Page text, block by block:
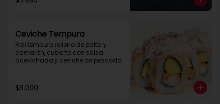
Ceviche Tempura
Roll tempura relleno de palta y
camarón, cubierto con salsa
acevichada y ceviche de pescado.
$8.000